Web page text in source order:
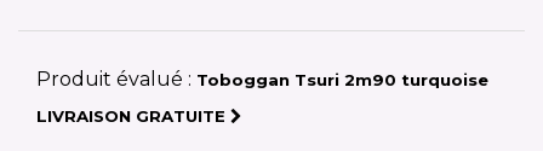
Produit évalué : Toboggan Tsuri 2m90 turquoise
LIVRAISON GRATUITE